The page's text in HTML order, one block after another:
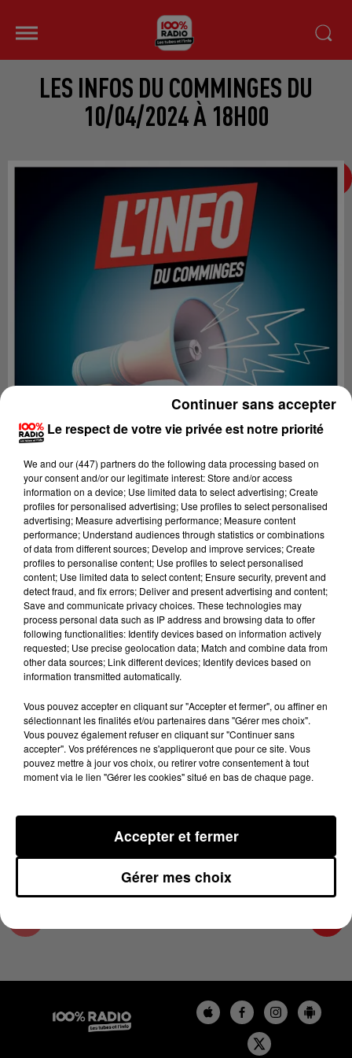
LES INFOS DU COMMINGES DU
10/04/2024 À 18H00
Lecture (4 min 14 sec)
100%
100% Radio les infos du Comminges
10 avril 2024 - 4 min 14 sec
LES INFOS DU COMMINGES DU 10/04/2024 À
18H00
Podcast infos du Comminges
Le respect de votre vie privée est notre priorité
We and our (447) partnersdo the following data processing based on
your consent and/or our legitimate interest: Store and/or access
information on a device; Use limited data to select advertising; Create
profiles for personalised advertising; Use profiles to select personalised
advertising; Measure advertising performance; Measure content
performance; Understand audiences through statistics or combinations
of data from different sources; Develop and improve services; Create
profiles to personalise content; Use profiles to select personalised
content; Use limited data to select content; Ensure security, prevent and
detect fraud, and fix errors; Deliver and present advertising and content;
Save and communicate privacy choices. These technologies may
process personal data such as IP address and browsing data to offer
following functionalities: Identify devices based on information actively
requested; Use precise geolocation data; Match and combine data from
other data sources; Link different devices; Identify devices based on
information transmitted automatically.
Vous pouvez accepter en cliquant sur "Accepter et fermer", ou affiner en
sélectionnant les finalités et/ou partenaires dans "Gérer mes choix".
Vous pouvez également refuser en cliquant sur "Continuer sans
accepter". Vos préférences ne s'appliqueront que pour ce site. Vous
pouvez mettre à jour vos choix, ou retirer votre consentement à tout
moment via le lien "Gérer les cookies" situé en bas de chaque page.
Gérer mes choix
Accepter et fermer
Continuer sans accepter